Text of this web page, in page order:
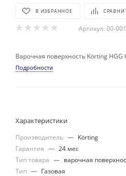
В ИЗБРАННОЕ
Артикул: 00-
Варочная поверхность Körting
Подробности
Характеристики
Производитель — Körting
Гарантия — 24 мес
Тип товара — варочная
Тип — Газовая